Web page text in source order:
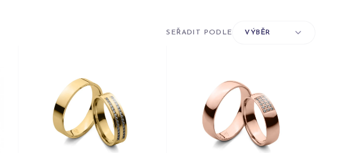
SEŘADIT PODLE VÝBĚR